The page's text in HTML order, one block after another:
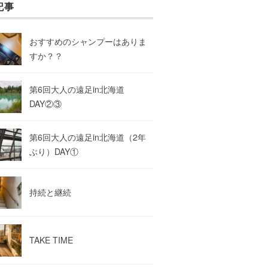
事
おすすめのシャンプーはありま
すか？？
第6回大人の遠足in北海道
DAY②③
第6回大人の遠足in北海道（2年
ぶり）DAY①
持続と継続
TAKE TIME